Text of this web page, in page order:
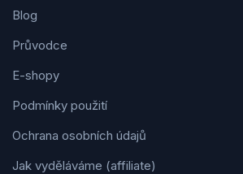
Blog
Průvodce
E-shopy
Podmínky použití
Ochrana osobních údajů
Jak vyděláváme (affiliate)